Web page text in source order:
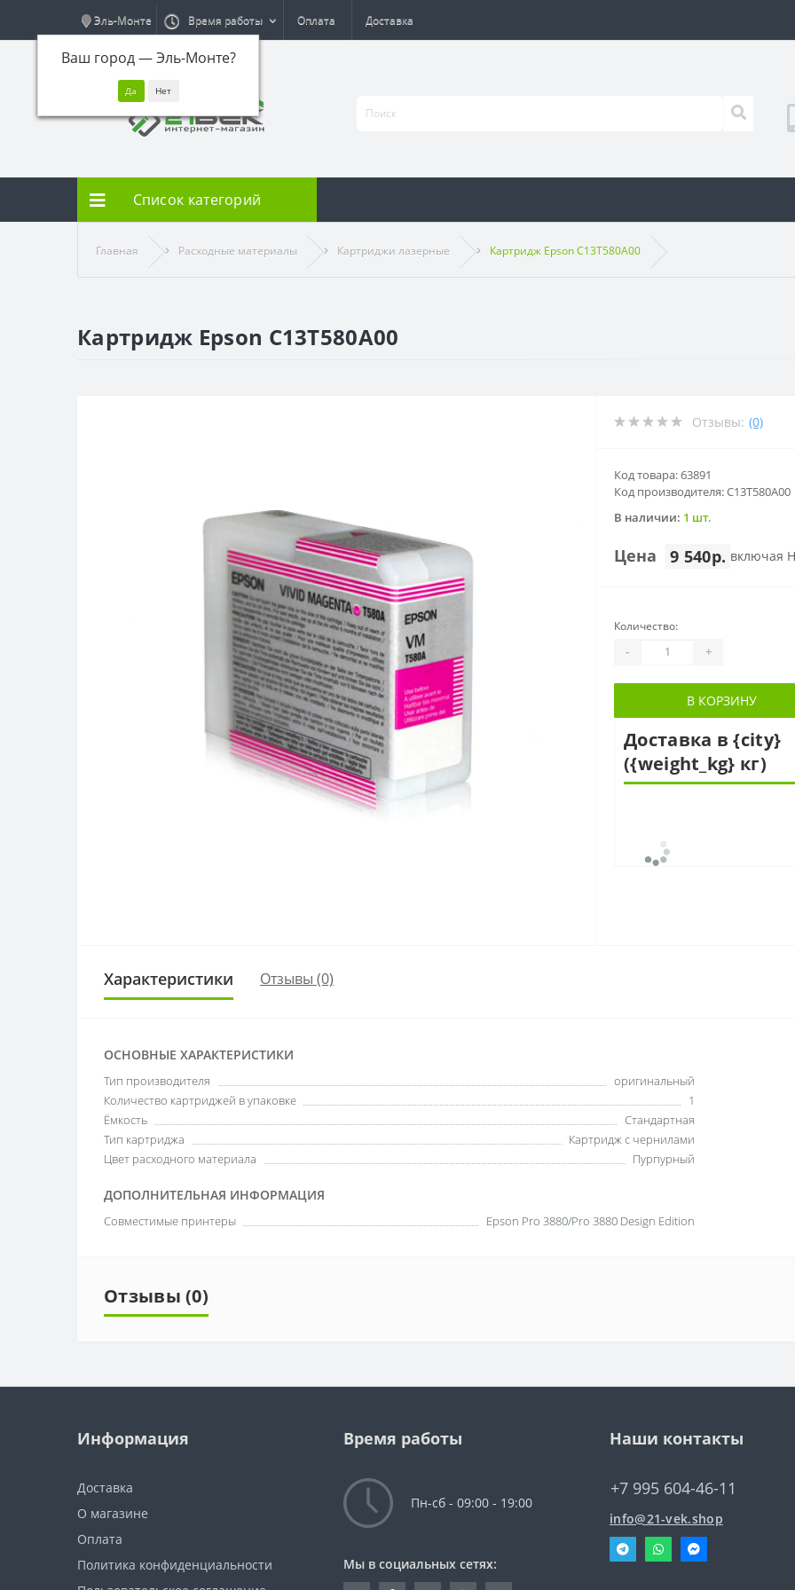
Эль-Монте
Ваш город —Эль-Монте?
Время работы Оплата Доставка
Список категорий
Главная Расходные материалы Картриджи лазерные Картридж Epson C13T580A00
Картридж Epson C13T580A00
Отзывы: (0)
Код товара: 63891
Код производителя: C13T580A00
В наличии: 1 шт.
Цена 9 540р. включая
Количество:
- +
В КОРЗИНУ
Доставка в {city}
({weight_kg} кг)
Характеристики Отзывы (0)
ОСНОВНЫЕ ХАРАКТЕРИСТИКИ
Тип производителя
оригинальный
Количество картриджей в упаковке
1
Ёмкость
Стандартная
Тип картриджа
Картридж с чернилами
Цвет расходного материала
Пурпурный
ДОПОЛНИТЕЛЬНАЯ ИНФОРМАЦИЯ
Совместимые принтеры Epson Pro 3880/Pro 3880 Design Edition
Отзывы (0)
Информация
Доставка
О магазине
Оплата
Политика конфиденциальности
Время работы
Пн-сб - 09:00 - 19:00
Мы в социальных сетях:
Наши контакты
+7 995 604-46-11
info@21-vek.shop